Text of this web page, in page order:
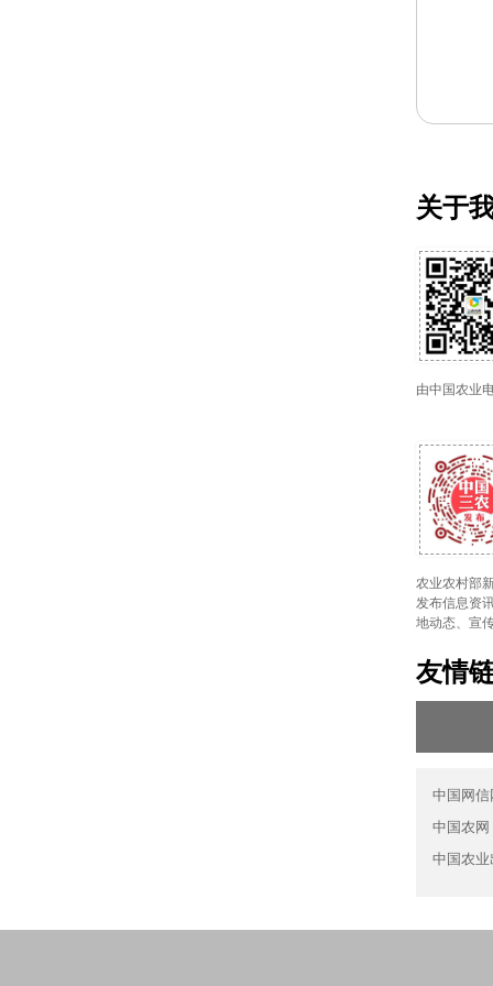
关于
由中国农业
农业农村部
发布信息资
地动态、宣
友情
中国网信
中国农网
中国农业